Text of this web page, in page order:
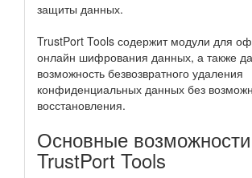
защиты данных.
TrustPort Tools содержит модули для
онлайн шифрования данных, а также
возможность безвозвратного удаления
конфиденциальных данных без
восстановления.
Основные возможности
TrustPort Tools